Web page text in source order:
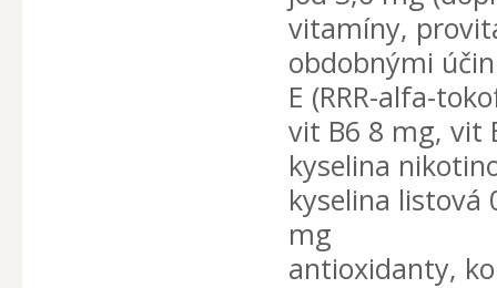
vitamíny,
obdobnými
E (RRR-alfa-
vit B6 8 mg, vit
kyselina
kyselina listová
mg
antioxidanty,